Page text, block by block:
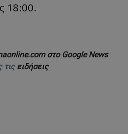
18:00.
στο Google News
τις ειδήσεις